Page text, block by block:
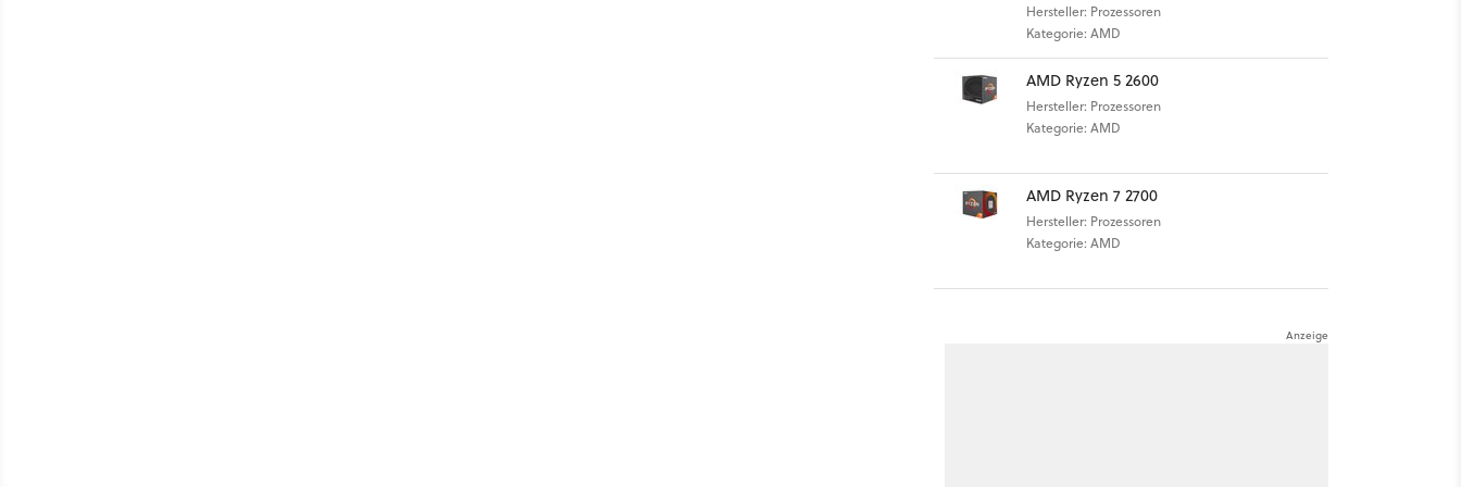
Hersteller: Prozessoren
Kategorie: AMD
AMD Ryzen 5 2600
Hersteller: Prozessoren
Kategorie: AMD
AMD Ryzen 7 2700
Hersteller: Prozessoren
Kategorie: AMD